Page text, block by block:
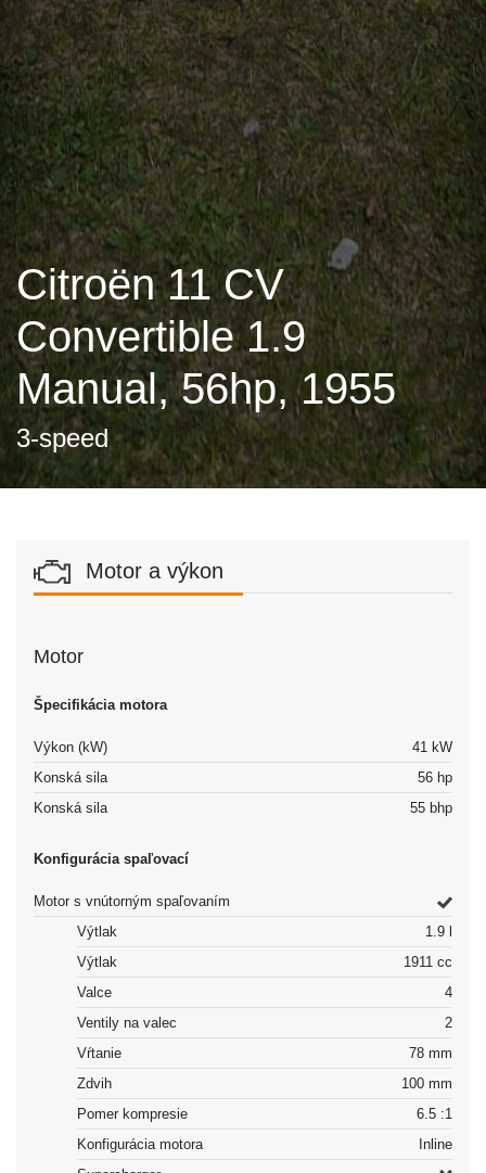
Citroën 11 CV
Convertible 1.9
Manual, 56hp, 1955
3-speed
Motor a výkon
Motor
Špecifikácia motora
Výkon (kW)
41 kW
Konská sila
56 hp
Konská sila
55 bhp
Konfigurácia spaľovací
Motor s vnútorným spaľovaním
Výtlak
1.9 l
Výtlak
1911 cc
Valce
4
Ventily na valec
2
Vŕtanie
78 mm
Zdvih
100 mm
Pomer kompresie
6.5 :1
Konfigurácia motora
Inline